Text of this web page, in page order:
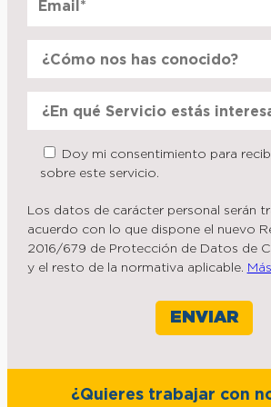
Doy mi consentimiento para
sobre este servicio.
Los datos de carácter personal serán
acuerdo con lo que dispone el nuevo
2016/679 de Protección de Datos de
y el resto de la normativa aplicable.
¿Quieres trabajar con